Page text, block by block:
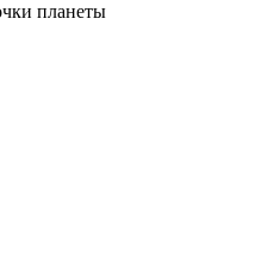
планеты